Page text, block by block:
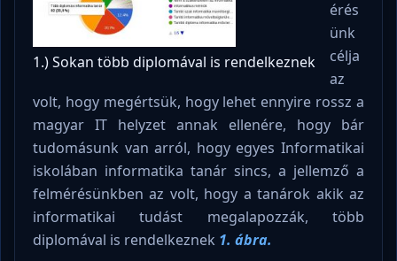
1.) Sokan több diplomával is rendelkeznek
érés
ünk
célja
az
volt, hogy megértsük, hogy lehet ennyire rossz a
magyar IT helyzet annak ellenére, hogy bár
tudomásunk van arról, hogy egyes Informatikai
iskolában informatika tanár sincs, a jellemző a
felmérésünkben az volt, hogy a tanárok akik az
informatikai tudást megalapozzák, több
diplomával is rendelkeznek 1. ábra.